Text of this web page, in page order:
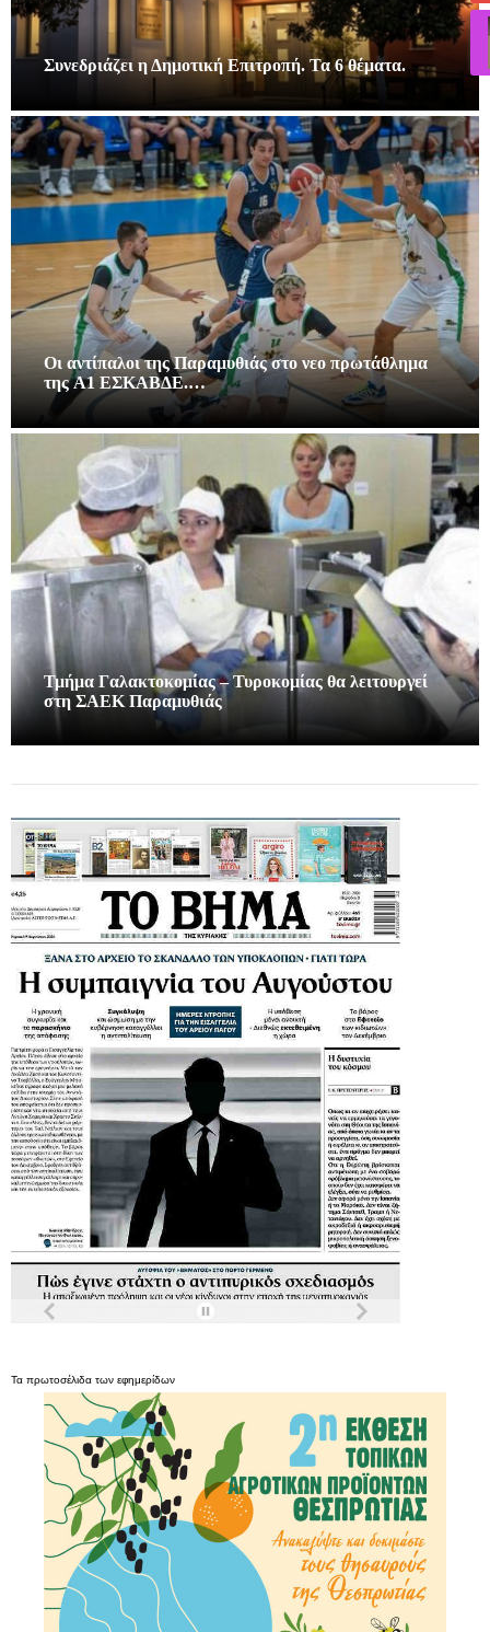
Συνεδριάζει η Δημοτική Επιτροπή. Τα 6 θέματα.
Οι αντίπαλοι της Παραμυθιάς στο νεο πρωτάθλημα
της A1 ΕΣΚΑΒΔΕ.…
Τμήμα Γαλακτοκομίας – Τυροκομίας θα λειτουργεί
στη ΣΑΕΚ Παραμυθιάς
Τα πρωτοσέλιδα των εφημερίδων